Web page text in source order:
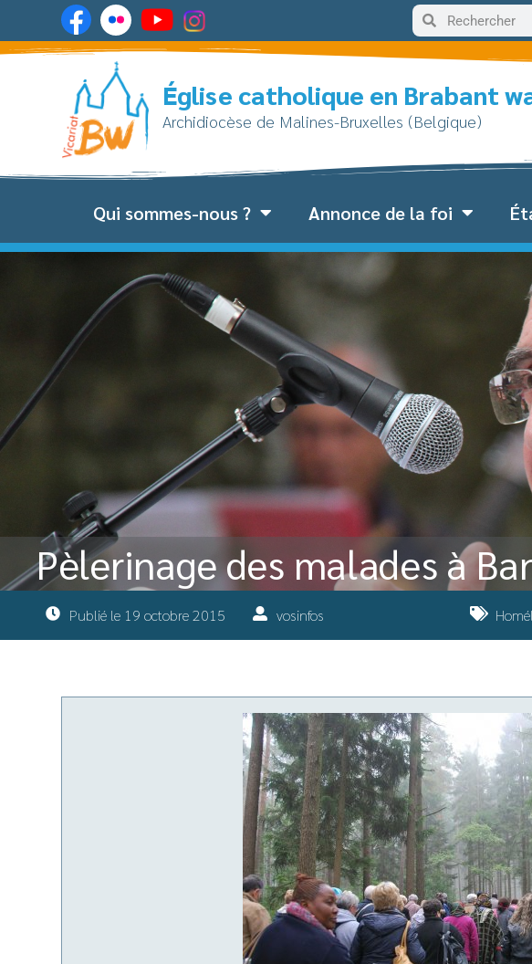
Église catholique en Brabant
Archidiocèse de Malines-Bruxelles (Belgique)
Qui sommes-nous ? Annonce de la foi
Pèlerinage des malades à
Publié le 19 octobre 2015 vosinfos